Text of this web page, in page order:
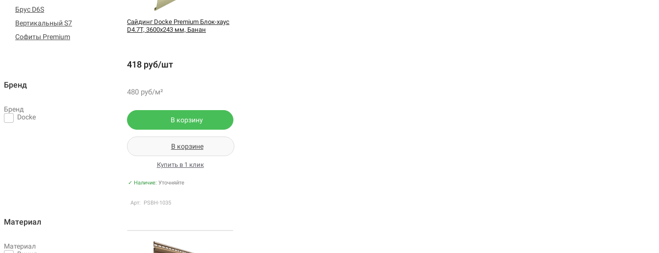
Брус D6S
Вертикальный S7
Софиты Premium
Бренд
Бренд
Docke
Материал
Материал
Сайдинг Docke Premium Блок-хаус
D4.7T, 3600х243 мм, Банан
418 руб/шт
480 руб/м²
В корзину
В корзине
Купить в 1 клик
✓ Наличие:Уточняйте
Арт: PSBH-1035